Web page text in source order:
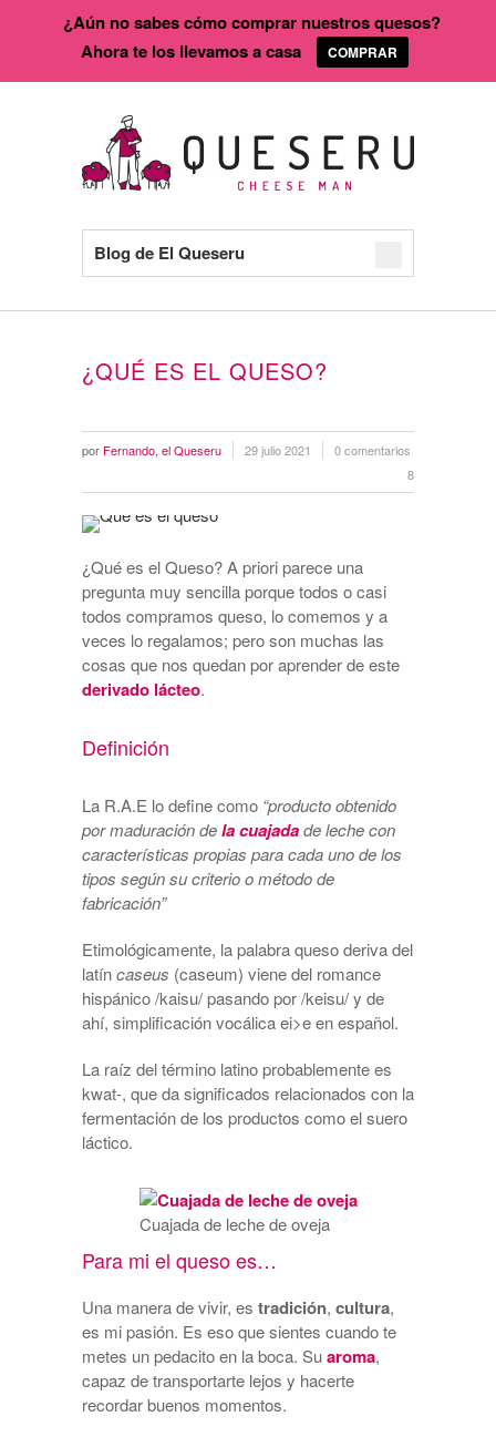
Blog de El Queseru
¿QUÉ ES EL QUESO?
por Fernando, el Queseru 29 julio 2021
0 comentarios
8
¿Qué es el Queso? A priori parece una
pregunta muy sencilla porque todos o casi
todos compramos queso, lo comemos y a
veces lo regalamos; pero son muchas las
cosas que nos quedan por aprender de este
derivado lácteo.
Definición
La R.A.E lo define como “producto obtenido
por maduración dela cuajadade leche con
características propias para cada uno de los
tipos según su criterio o método de
fabricación”
Etimológicamente, la palabra queso deriva del
latíncaseus (caseum) viene del romance
hispánico /kaisu/ pasando por /keisu/ y de
ahí, simplificación vocálica ei>e en español.
La raíz del término latino probablemente es
kwat-, que da significados relacionados con la
fermentación de los productos como el suero
láctico.
Cuajada de leche de oveja
Para mi el queso es…
Una manera de vivir, es tradición, cultura,
es mi pasión. Es eso que sientes cuando te
metes un pedacito en la boca. Suaroma,
capaz de transportarte lejos y hacerte
recordar buenos momentos.
¿Aún no sabes cómo comprar nuestros quesos?
Ahora te los llevamos a casa
COMPRAR